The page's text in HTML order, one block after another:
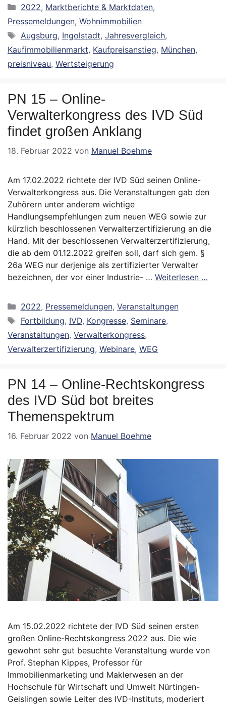
Kategorien
2022, Marktberichte & Marktdaten,
Pressemeldungen, Wohnimmobilien
Schlagwörter
Augsburg, Ingolstadt, Jahresvergleich,
Kaufimmobilienmarkt, Kaufpreisanstieg, München,
preisniveau, Wertsteigerung
PN 15 – Online-
Verwalterkongress des IVD Süd
findet großen Anklang
18. Februar 2022 von Manuel Boehme
Am 17.02.2022 richtete der IVD Süd seinen Online-
Verwalterkongress aus. Die Veranstaltungen gab den
Zuhörern unter anderem wichtige
Handlungsempfehlungen zum neuen WEG sowie zur
kürzlich beschlossenen Verwalterzertifizierung an die
Hand. Mit der beschlossenen Verwalterzertifizierung,
die ab dem 01.12.2022 greifen soll, darf sich gem. §
26a WEG nur derjenige als zertifizierter Verwalter
bezeichnen, der vor einer Industrie- … Weiterlesen …
Kategorien
2022, Pressemeldungen, Veranstaltungen
Schlagwörter
Fortbildung, IVD, Kongresse, Seminare,
Veranstaltungen, Verwalterkongress,
Verwalterzertifizierung, Webinare, WEG
PN 14 – Online-Rechtskongress
des IVD Süd bot breites
Themenspektrum
16. Februar 2022 von Manuel Boehme
Am 15.02.2022 richtete der IVD Süd seinen ersten
großen Online-Rechtskongress 2022 aus. Die wie
gewohnt sehr gut besuchte Veranstaltung wurde von
Prof. Stephan Kippes, Professor für
Immobilienmarketing und Maklerwesen an der
Hochschule für Wirtschaft und Umwelt Nürtingen-
Geislingen sowie Leiter des IVD-Instituts, moderiert